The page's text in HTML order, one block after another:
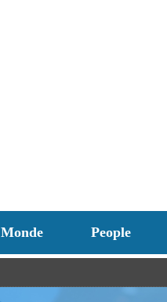
Monde People